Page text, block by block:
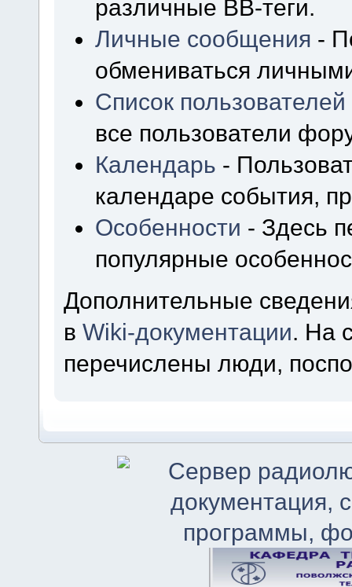
различные BB-теги.
Личные сообщения -
обмениваться
Список пользователей
все пользователи
Календарь -
календаре события,
Особенности - Здесь
популярные
Дополнительные
вWiki-документации. На
перечислены люди,